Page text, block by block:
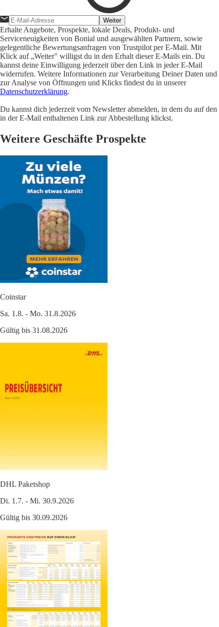
Weiter
Erhalte Angebote, Prospekte, lokale Deals, Produkt- und
Serviceneuigkeiten von Bonial und ausgewählten Partnern, sowie
gelegentliche Bewertungsanfragen von Trustpilot per E-Mail. Mit
Klick auf „Weiter" willigst du in den Erhalt dieser E-Mails ein. Du
kannst deine Einwilligung jederzeit über den Link in jeder E-Mail
widerrufen. Weitere Informationen zur Verarbeitung Deiner Daten und
zur Analyse von Öffnungen und Klicks findest du in unserer
Datenschutzerklärung.
Du kannst dich jederzeit vom Newsletter abmelden, in dem du auf den
in der E-Mail enthaltenen Link zur Abbestellung klickst.
Weitere Geschäfte Prospekte
Coinstar
Sa. 1.8. - Mo. 31.8.2026
Gültig bis 31.08.2026
DHL Paketshop
Di. 1.7. - Mi. 30.9.2026
Gültig bis 30.09.2026